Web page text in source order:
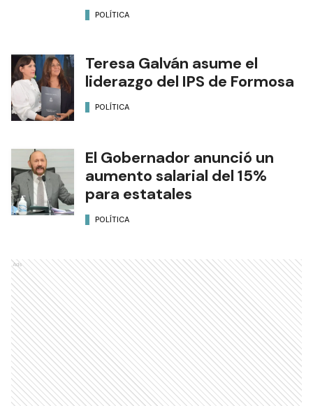
POLÍTICA
Teresa Galván asume el
liderazgo del IPS de Formosa
POLÍTICA
El Gobernador anunció un
aumento salarial del 15%
para estatales
POLÍTICA
Ads